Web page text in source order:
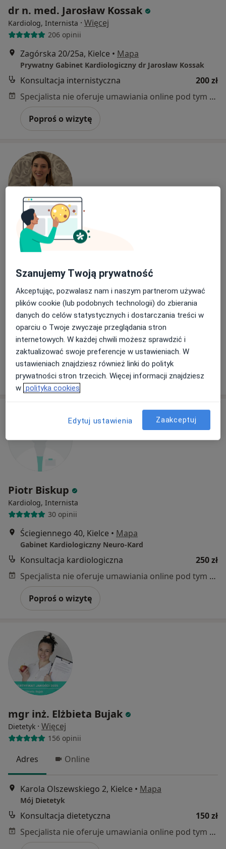
dr n. med. Jarosław Kossak
Kardiolog, Internista · Więcej
206 opinii
Zagórska 20/25a, Kielce • Mapa
Prywatny Gabinet Kardiologiczny dr Jarosław Kossak
Konsultacja internistyczna
200 zł
Specjalista nie oferuje umawiania online pod tym adresem.
Poproś o wizytę
lek. Kalina Wolszczak
Internista, Alergolog·
Adres 1 Adres 2 Adres 3
Wapiennikowa 14, Kielce • Mapa
Centrum Medicover Kielce
Konsultacja alergologiczna
Poproś o wizytę
Piotr Biskup
Kardiolog, Internista
30 opinii
Ściegiennego 40, Kielce • Mapa
Gabinet Kardiologiczny Neuro-Kard
Konsultacja kardiologiczna
250 zł
Specjalista nie oferuje umawiania online pod tym adresem.
Poproś o wizytę
mgr inż. Elżbieta Bujak
Dietetyk · Więcej
156 opinii
Adres Online
Karola Olszewskiego 2, Kielce • Mapa
Mój Dietetyk
Konsultacja dietetyczna
150 zł
Specjalista nie oferuje umawiania online pod tym adresem.
Szanujemy Twoją prywatność
Akceptując, pozwalasz nam i naszym partnerom używać
plików cookie (lub podobnych technologii) do zbierania
danych do celów statystycznych i dostarczania treści w
oparciu o Twoje zwyczaje przeglądania stron
internetowych. W każdej chwili możesz sprawdzić i
zaktualizować swoje preferencje w ustawieniach. W
ustawieniach znajdziesz również linki do polityk
prywatności stron trzecich. Więcej informacji znajdziesz
w polityka cookies
Edytuj ustawienia Zaakceptuj